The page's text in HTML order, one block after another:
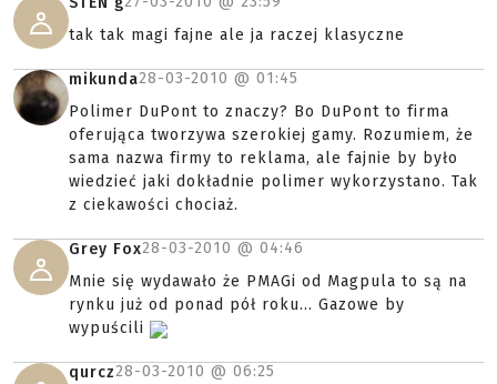
tak tak magi fajne ale ja raczej klasyczne
mikunda28-03-2010 @ 01:45
Polimer DuPont to znaczy? Bo DuPont to firma
oferująca tworzywa szerokiej gamy. Rozumiem, że
sama nazwa firmy to reklama, ale fajnie by było
wiedzieć jaki dokładnie polimer wykorzystano. Tak
z ciekawości chociaż.
Grey Fox28-03-2010 @ 04:46
Mnie się wydawało że PMAGi od Magpula to są na
rynku już od ponad pół roku... Gazowe by
wypuścili
qurcz28-03-2010 @ 06:25